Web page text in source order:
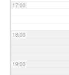
17:00
18:00
19:00